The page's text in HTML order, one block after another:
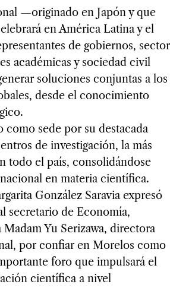
—originado en Japón y que
en América Latina y el
de gobiernos, sector
académicas y sociedad civil
soluciones conjuntas a los
desde el conocimiento
sede por su destacada
de investigación, la más
todo el país, consolidándose
en materia científica.
González Saravia expresó
secretario de Economía,
Yu Serizawa, directora
por confiar en Morelos como
foro que impulsará el
científica a nivel